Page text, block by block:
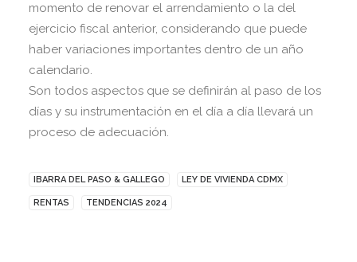
momento de renovar el arrendamiento o la del
ejercicio fiscal anterior, considerando que puede
haber variaciones importantes dentro de un año
calendario.
Son todos aspectos que se definirán al paso de los
días y su instrumentación en el día a día llevará un
proceso de adecuación.
IBARRA DEL PASO & GALLEGO LEY DE VIVIENDA CDMX
RENTAS TENDENCIAS 2024